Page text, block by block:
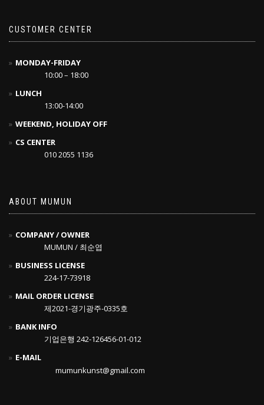
CUSTOMER CENTER
MONDAY-FRIDAY
10:00 – 18:00
LUNCH
13:00-14:00
WEEKEND, HOLIDAY OFF
CS CENTER
010 2055 1136
ABOUT MUMUN
COMPANY / OWNER
MUMUN / 최순엽
BUSINESS LICENSE
224-17-73918
MAIL ORDER LICENSE
제2021-경기광주-0335호
BANK INFO
기업은행 242-126456-01-012
E-MAIL
mumunkunst@gmail.com